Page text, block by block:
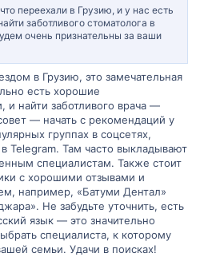
переехали в Грузию, и у нас есть
заботливого стоматолога в
очень признательны за ваши
в Грузию, это замечательная
есть хорошие
и найти заботливого врача —
— начать с рекомендаций у
группах в соцсетях,
Telegram. Там часто выкладывают
специалистам. Также стоит
с хорошими отзывами и
например, «Батуми Дентал»
Не забудьте уточнить, есть
язык — это значительно
специалиста, к которому
семьи. Удачи в поисках!